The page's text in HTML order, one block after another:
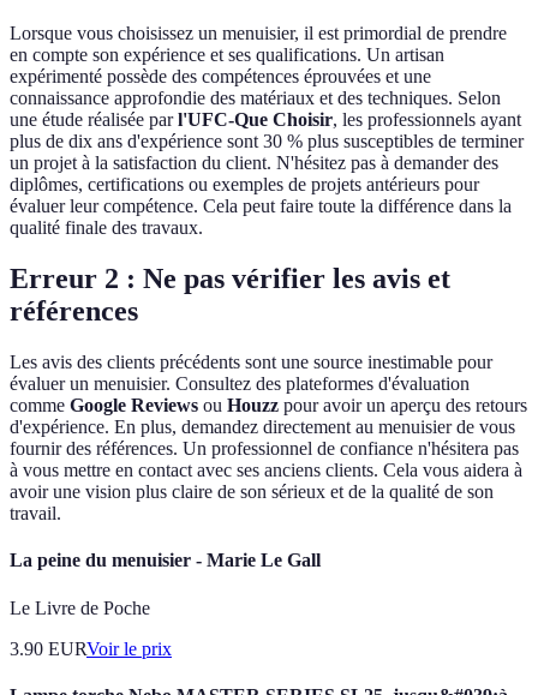
Lorsque vous choisissez un menuisier, il est primordial de prendre
en compte son expérience et ses qualifications. Un artisan
expérimenté possède des compétences éprouvées et une
connaissance approfondie des matériaux et des techniques. Selon
une étude réalisée parl'UFC-Que Choisir, les professionnels ayant
plus de dix ans d'expérience sont 30 % plus susceptibles de terminer
un projet à la satisfaction du client. N'hésitez pas à demander des
diplômes, certifications ou exemples de projets antérieurs pour
évaluer leur compétence. Cela peut faire toute la différence dans la
qualité finale des travaux.
Erreur 2 : Ne pas vérifier les avis et
références
Les avis des clients précédents sont une source inestimable pour
évaluer un menuisier. Consultez des plateformes d'évaluation
comme Google Reviews ou Houzz pour avoir un aperçu des retours
d'expérience. En plus, demandez directement au menuisier de vous
fournir des références. Un professionnel de confiance n'hésitera pas
à vous mettre en contact avec ses anciens clients. Cela vous aidera à
avoir une vision plus claire de son sérieux et de la qualité de son
travail.
La peine du menuisier - Marie Le Gall
Le Livre de Poche
3.90 EURVoir le prix